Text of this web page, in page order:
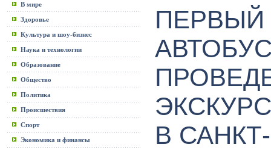
В мире
Здоровье
Культура и шоу-бизнес
Наука и технологии
Образование
Общество
Политика
Происшествия
Спорт
Экономика и финансы
ПЕРВЫЙ
В